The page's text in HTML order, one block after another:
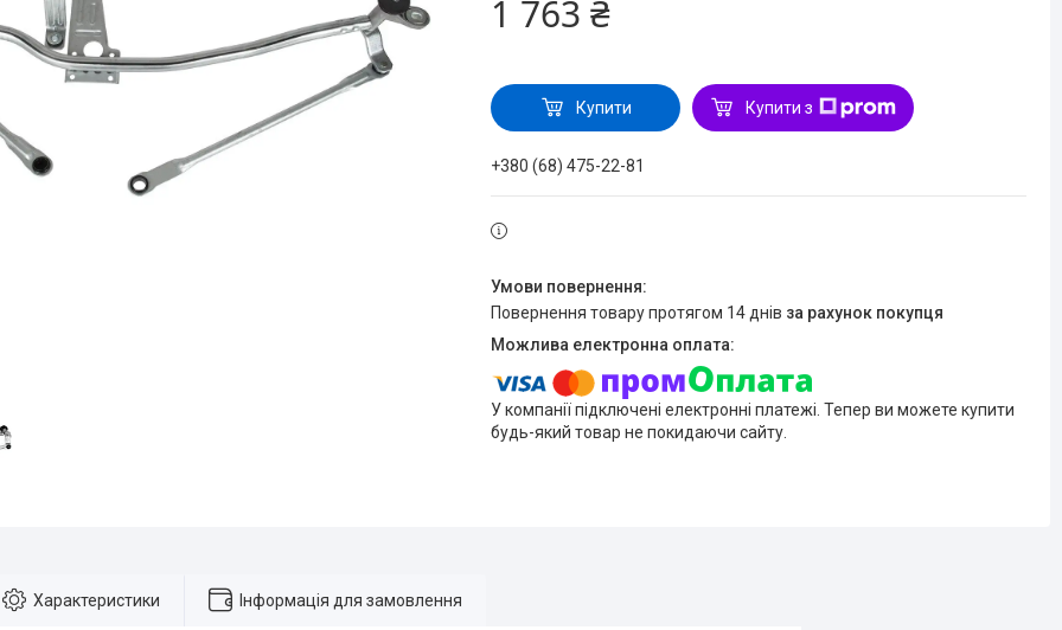
1 763 ₴
Купити Купити з
+380 (68) 475-22-81
повернення товару протягом 14 днів за рахунок покупця
У компанії підключені електронні платежі. Тепер ви можете купити
будь-який товар не покидаючи сайту.
Характеристики Інформація для замовлення